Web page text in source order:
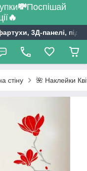
💸Поспішай
🔥
3Д-панелі,
стіну 🌺 Наклейки